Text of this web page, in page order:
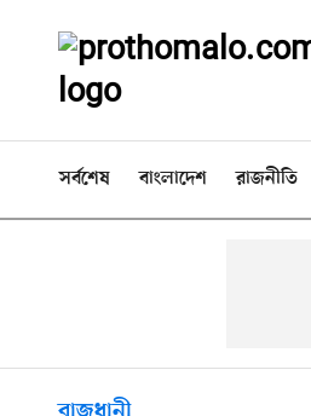
সর্বশেষ বাংলাদেশ রাজনীতি